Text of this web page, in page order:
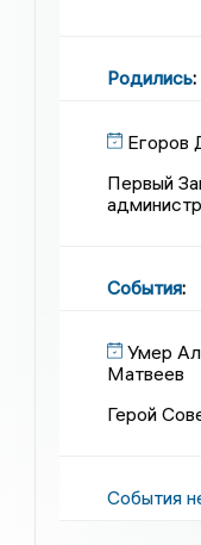
Родились:
Егоров
Первый
События:
Умер
Матвеев
Герой
События